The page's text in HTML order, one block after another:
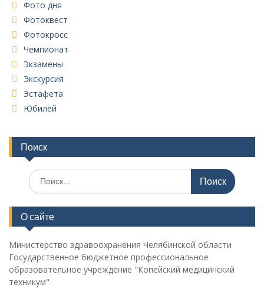
Фото дня
Фотоквест
Фотокросс
Чемпионат
Экзамены
Экскурсия
Эстафета
Юбилей
Поиск
Поиск
по:
О сайте
Министерство здравоохранения Челябинской области
Государственное бюджетное профессиональное
образовательное учреждение "Копейский медицинский
техникум"